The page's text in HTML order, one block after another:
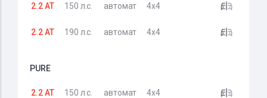
2.2 AT 150 л.с. автомат 4x4
2.2 AT 190 л.с. автомат 4x4
PURE
2.2 AT 150 л.с. автомат 4x4